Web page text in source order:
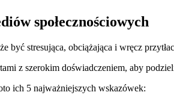
społecznościowych
być stresująca, obciążająca i wręcz
z szerokim doświadczeniem, aby
ich 5 najważniejszych wskazówek: